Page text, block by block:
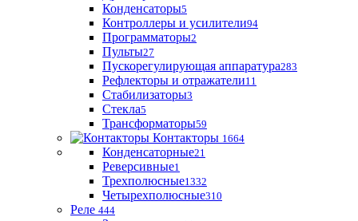
Конденсаторы5
Контроллеры и усилители94
Программаторы2
Пульты27
Пускорегулирующая аппаратура283
Рефлекторы и отражатели11
Стабилизаторы3
Стекла5
Трансформаторы59
Контакторы 1664
Конденсаторные21
Реверсивные1
Трехполюсные1332
Четырехполюсные310
Реле 444